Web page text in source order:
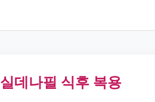
실데나필 식후 복용